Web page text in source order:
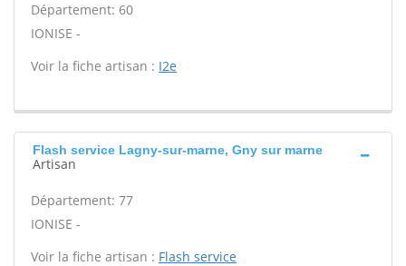
Département: 60
IONISE -
Voir la fiche artisan : I2e
Flash service Lagny-sur-marne, Gny sur marne
Artisan
Département: 77
IONISE -
Voir la fiche artisan : Flash service